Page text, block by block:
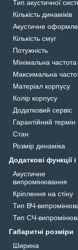
Тип акустичної
Кількість динаміків
Акустичне
Кількість смуг
Потужність
Мінімальна частота
Максимальна
Матеріал корпусу
Колір корпусу
Додатковий сервіс
Гарантійний термін
Стан
Розмір динаміка
Додаткові функції
Акустичне
випромінювання
Кріплення на стіну
Тип ВЧ-
Тип СЧ-
Габаритні розміри
Ширина